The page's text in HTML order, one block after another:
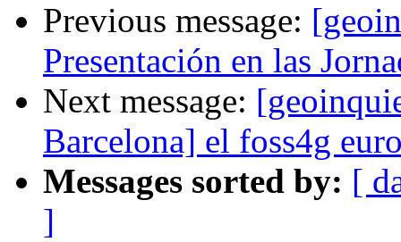
Previous message:
Presentación en las
Next message:
Barcelona] el foss4g
Messages sorted by: [
]